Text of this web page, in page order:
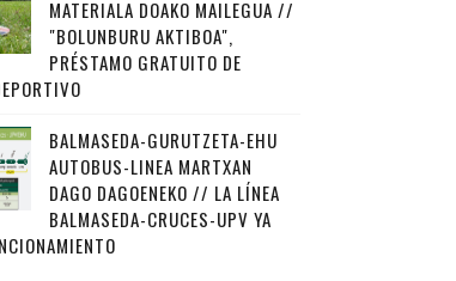
MATERIALA DOAKO MAILEGUA //
"BOLUNBURU AKTIBOA",
PRÉSTAMO GRATUITO DE
BALMASEDA-GURUTZETA-EHU
AUTOBUS-LINEA MARTXAN
DAGO DAGOENEKO // LA LÍNEA
BALMASEDA-CRUCES-UPV YA